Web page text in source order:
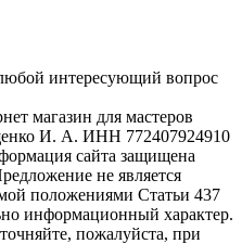
интересующий вопрос
магазин для мастеров
И. А. ИНН 772407924910
сайта защищена
не является
положениями Статьи 437
информационный характер.
пожалуйста, при